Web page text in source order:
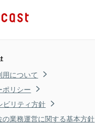
について
ポリシー
ビリティ方針
の業務運営に関する基本方針